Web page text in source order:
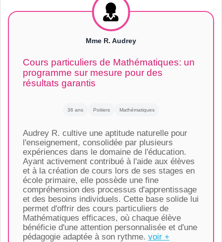
Mme R. Audrey
Cours particuliers de Mathématiques: un
programme sur mesure pour des
résultats garantis
36 ans Poitiers Mathématiques
Audrey R. cultive une aptitude naturelle pour
l'enseignement, consolidée par plusieurs
expériences dans le domaine de l'éducation.
Ayant activement contribué à l'aide aux élèves
et à la création de cours lors de ses stages en
école primaire, elle possède une fine
compréhension des processus d'apprentissage
et des besoins individuels. Cette base solide lui
permet d'offrir des cours particuliers de
Mathématiques efficaces, où chaque élève
bénéficie d'une attention personnalisée et d'une
pédagogie adaptée à son rythme. voir +